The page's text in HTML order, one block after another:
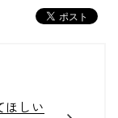
ほしい